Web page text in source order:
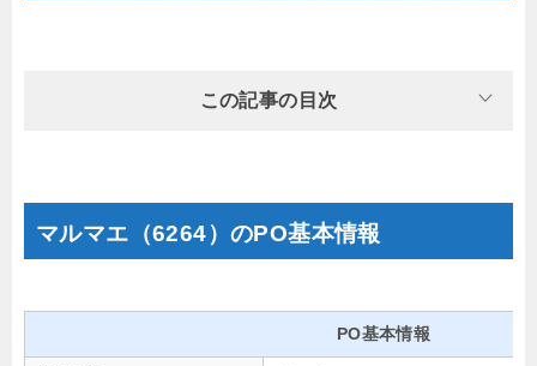
この記事の目次
マルマエ（6264）のPO基本情報
PO基本情報